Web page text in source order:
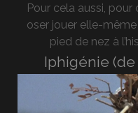
Pour cela aussi,
oser jouer elle-
pied de nez à
Iphigénie (de